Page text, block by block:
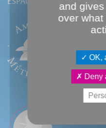
and
over
OK,
Deny